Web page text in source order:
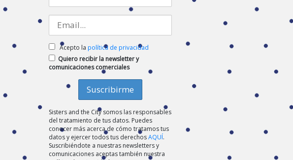
Acepto la política de privacidad
Quiero recibir la newsletter y
comunicaciones comerciales
Sisters and the City somos las responsables
del tratamiento de tus datos. Puedes
conocer más acerca de cómo tratamos tus
datos y ejercer todos tus derechosAQUÍ.
Suscribiéndote a nuestras newsletters y
comunicaciones aceptas también nuestra